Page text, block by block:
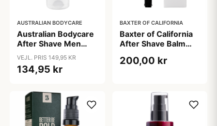
AUSTRALIAN BODYCARE
Australian Bodycare
After Shave Men
(200 ml)
VEJL. PRIS 149,95 KR
134,95 kr
BAXTER OF CALIFORNIA
Baxter of California
After Shave Balm
200,00 kr